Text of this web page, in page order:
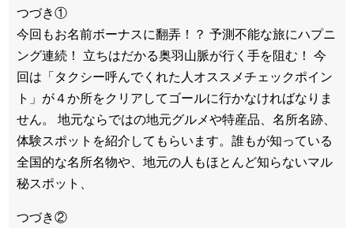
つづき①
今回もお名前ボーナスに翻弄！？ 予測不能な旅にハプニ
ング連続！ 立ちはだかる奥羽山脈が行く手を阻む！ 今
回は「タクシー呼んでくれた人オススメチェックポイン
ト」が４か所をクリアしてゴールに行かなければなりま
せん。 地元ならではの地元グルメや特産品、名所名跡、
体験スポットを紹介してもらいます。誰もが知っている
全国的な名所名物や、地元の人もほとんど知らないマル
秘スポット、
つづき②